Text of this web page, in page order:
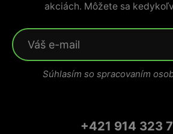
akciách. Môžete sa
Súhlasím so spracovaním
+421 914 323